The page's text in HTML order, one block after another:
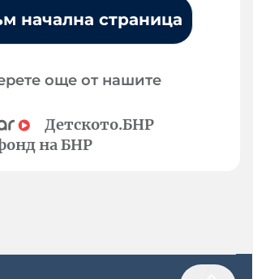
начална страница
още от нашите
Детското.БНР
на БНР